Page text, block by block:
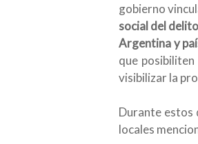
gobierno
social del
Argentina y
que
visibilizar la
Durante estos
locales